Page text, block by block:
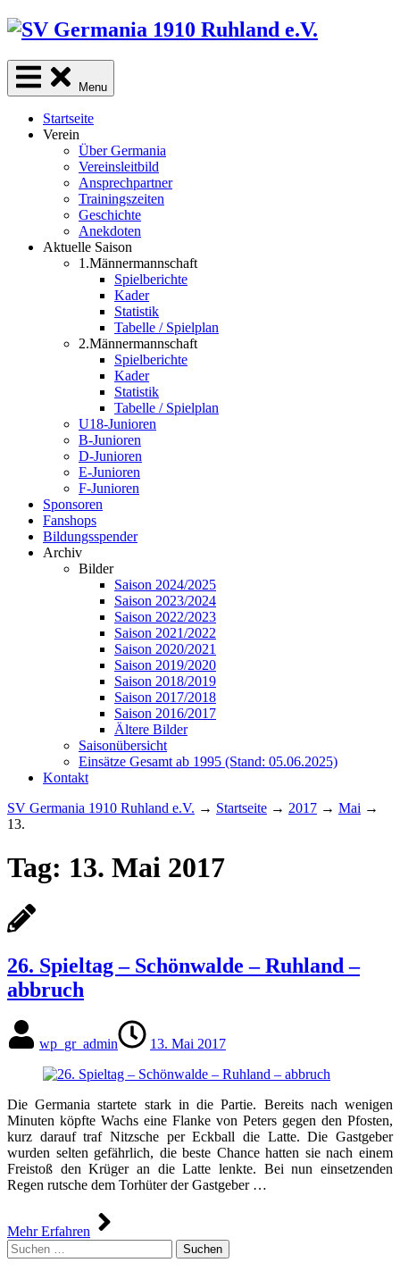
Skip
content
Menu
Startseite
Verein
Über Germania
Vereinsleitbild
Ansprechpartner
Trainingszeiten
Geschichte
Anekdoten
Aktuelle Saison
1.Männermannschaft
Spielberichte
Kader
Statistik
Tabelle / Spielplan
2.Männermannschaft
Spielberichte
Kader
Statistik
Tabelle / Spielplan
U18-Junioren
B-Junioren
D-Junioren
E-Junioren
F-Junioren
Sponsoren
Fanshops
Bildungsspender
Archiv
Bilder
Saison 2024/2025
Saison 2023/2024
Saison 2022/2023
Saison 2021/2022
Saison 2020/2021
Saison 2019/2020
Saison 2018/2019
Saison 2017/2018
Saison 2016/2017
Ältere Bilder
Saisonübersicht
Einsätze Gesamt ab 1995 (Stand: 05.06.2025)
Kontakt
SV Germania 1910 Ruhland e.V. → Startseite → 2017 → Mai →
13.
Tag: 13. Mai 2017
26. Spieltag – Schönwalde – Ruhland –
abbruch
wp_gr_admin 13. Mai 2017
Die Germania startete stark in die Partie. Bereits nach wenigen
Minuten köpfte Wachs eine Flanke von Peters gegen den Pfosten,
kurz darauf traf Nitzsche per Eckball die Latte. Die Gastgeber
wurden selten gefährlich, die beste Chance hatten sie nach einem
Freistoß den Krüger an die Latte lenkte. Bei nun einsetzenden
Regen rutsche dem Torhüter der Gastgeber …
Mehr Erfahren
Suchen
nach: